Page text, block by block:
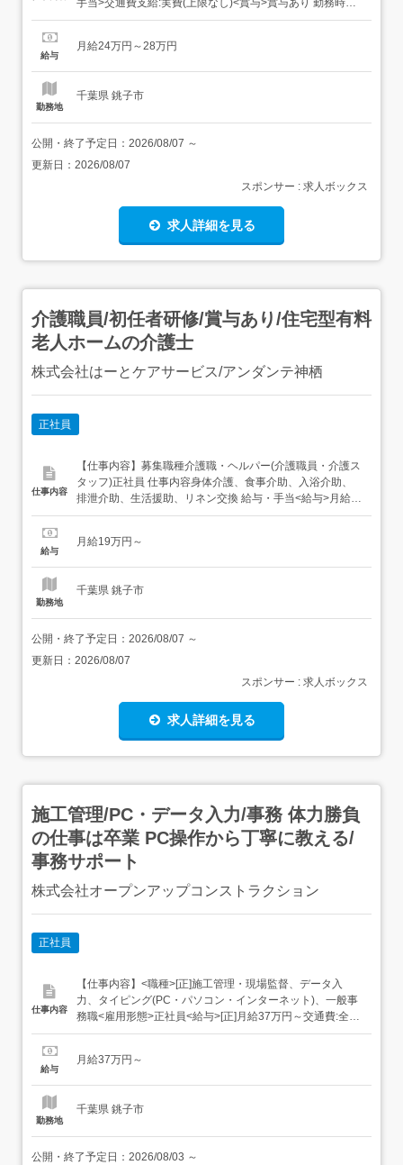
手当>交通費支給:実費(上限なし)<賞与>賞与あり 勤務時間
日勤専従1日勤:8:30～17:30(休憩60分) 勤務形態日勤のみ可
員数9人 【経験・資格】資...
給与
月給24万円～28万円
勤務地
千葉県 銚子市
公開・終了予定日： 2026/08/07 ～
更新日： 2026/08/07
スポンサー : 求人ボックス
求人詳細を見る
介護職員/初任者研修/賞与あり/住宅型有料
老人ホームの介護士
株式会社はーとケアサービス/アンダンテ神栖
正社員
仕事内容
【仕事内容】募集職種介護職・ヘルパー(介護職員・介護ス
タッフ)正社員 仕事内容身体介護、食事介助、入浴介助、
排泄介助、生活援助、リネン交換 給与・手当<給与>月給
190,000円〜<手当>交通費支給:実費(上限あり)資格手当:初
賞与>賞与あり年2回 資格資格必須:初任者研修(旧ヘルパー
給与
月給19万円～
勤務地
千葉県 銚子市
公開・終了予定日： 2026/08/07 ～
更新日： 2026/08/07
スポンサー : 求人ボックス
求人詳細を見る
施工管理/PC・データ入力/事務 体力勝負
の仕事は卒業 PC操作から丁寧に教える/
事務サポート
株式会社オープンアップコンストラクション
正社員
仕事内容
【仕事内容】<職種>[正]施工管理・現場監督、データ入
力、タイピング(PC・パソコン・インターネット)、一般事
務職<雇用形態>正社員<給与>[正]月給37万円～交通費:全額
支給 [正]には、固定残業代:49,143円 20時間相当分が含ま
支払いします。 試用期間:3ヶ月/正社員/月給37万円月給額
給与
月給37万円～
勤務地
千葉県 銚子市
公開・終了予定日： 2026/08/03 ～